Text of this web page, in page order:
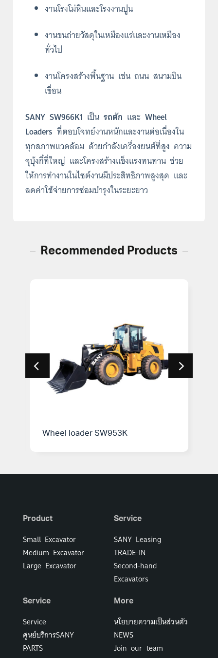
งานโรงโม่หินและโรงงานปูน
งานขนถ่ายวัสดุในเหมืองแร่และงานเหมือง
ทั่วไป
งานโครงสร้างพื้นฐาน เช่น ถนน สนามบิน
เขื่อน
SANY SW966K1 เป็นรถตัก และ Wheel
Loaders ที่ตอบโจทย์งานหนักและงานต่อเนื่องใน
ทุกสภาพแวดล้อม ด้วยกำลังเครื่องยนต์ที่สูง ความ
จุบุ้งกี๋ที่ใหญ่ และโครงสร้างแข็งแรงทนทาน ช่วย
ให้การทำงานในไซต์งานมีประสิทธิภาพสูงสุด และ
ลดค่าใช้จ่ายการซ่อมบำรุงในระยะยาว
Recommended Products
Wheel loader SW953K
Product
Small Excavator
Medium Excavator
Large Excavator
Service
SANY Leasing
TRADE-IN
Second-hand
Excavators
Service
Service
ศูนย์บริการSANY
PARTS
More
นโยบายความเป็นส่วนตัว
NEWS
Join our team